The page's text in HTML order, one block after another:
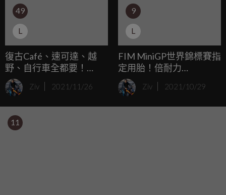
49
L
復古Café、速可達、越
野、自行車全都要！
ovaobike、oiiobike電動大
軍米蘭車展亮相曝光
Ziv 2021/11/26
9
L
FIM MiniGP世界錦標賽指
定用胎！倍耐力
DIABLO™ SUPERBIKE賽
車胎家族全新尺寸公開
Ziv 2021/10/29
11